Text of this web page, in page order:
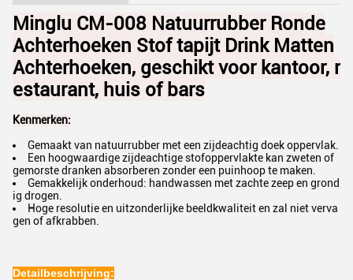
Minglu CM-008 Natuurrubber Ronde
Achterhoeken Stof tapijt Drink Matten
Achterhoeken, geschikt voor kantoor, r
estaurant, huis of bars
Kenmerken:
Gemaakt van natuurrubber met een zijdeachtig doek oppervlak.
Een hoogwaardige zijdeachtige stofoppervlakte kan zweten of
gemorste dranken absorberen zonder een puinhoop te maken.
Gemakkelijk onderhoud: handwassen met zachte zeep en grond
ig drogen.
Hoge resolutie en uitzonderlijke beeldkwaliteit en zal niet verva
gen of afkrabben.
Detailbeschrijving: